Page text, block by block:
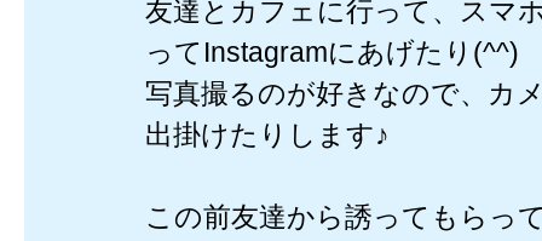
友達とカフェに行って、スマ
ってInstagramにあげたり(^^)
写真撮るのが好きなので、カ
出掛けたりします♪
この前友達から誘ってもらっ